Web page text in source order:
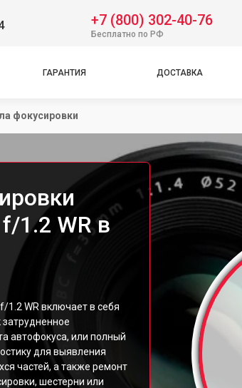
+7 (800) 302-40-76
Бесплатно по РФ
ГАРАНТИЯ ДОСТАВКА
фокусировки
1.2 WR в
1.2 WR включает в себя
автофокуса, или полный
для выявления
частей, а также ремонт
шестерни или